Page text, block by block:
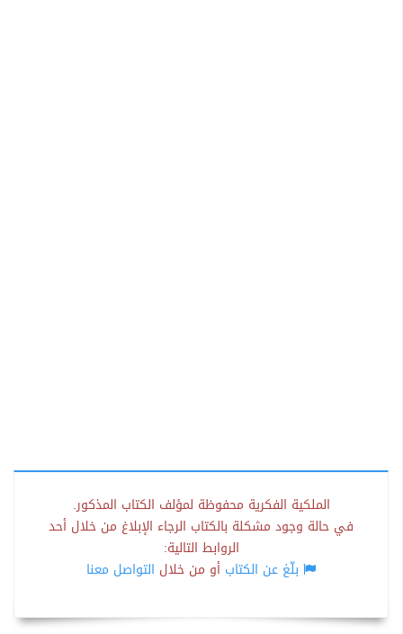
الملكية الفكرية محفوظة لمؤلف الكتاب المذكور.
في حالة وجود مشكلة بالكتاب الرجاء الإبلاغ من خلال أحد
الروابط التالية:
بلّغ عن الكتاب أو من خلال التواصل معنا